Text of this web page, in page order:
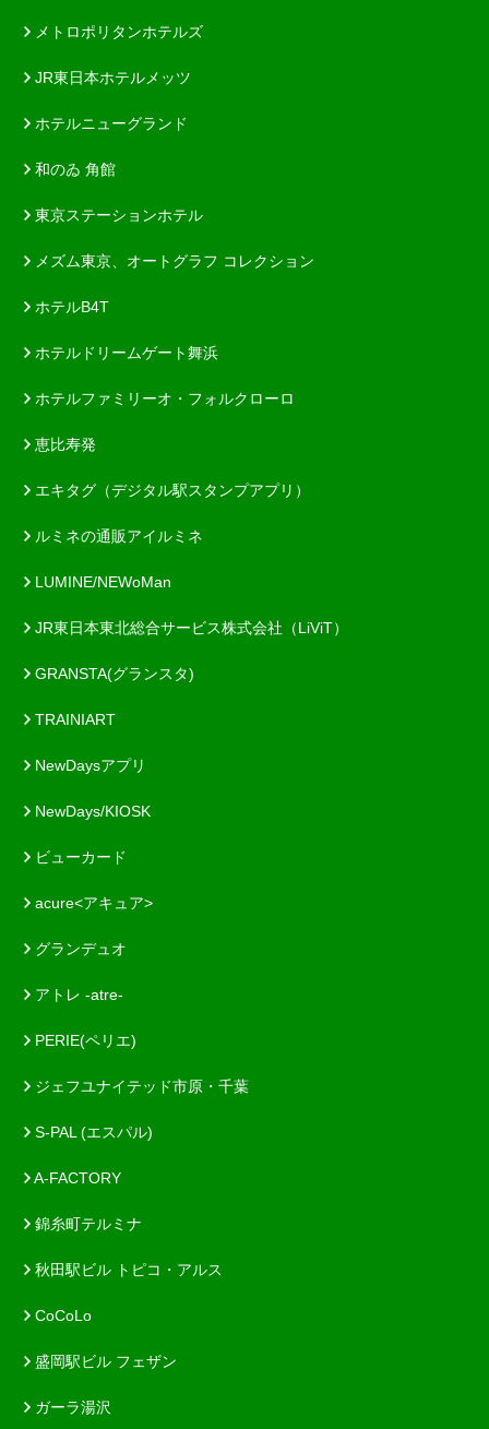
メトロポリタンホテルズ
JR東日本ホテルメッツ
ホテルニューグランド
和のゐ 角館
東京ステーションホテル
メズム東京、オートグラフ コレクション
ホテルB4T
ホテルドリームゲート舞浜
ホテルファミリーオ・フォルクローロ
恵比寿発
エキタグ（デジタル駅スタンプアプリ）
ルミネの通販アイルミネ
LUMINE/NEWoMan
JR東日本東北総合サービス株式会社（LiViT）
GRANSTA(グランスタ)
TRAINIART
NewDaysアプリ
NewDays/KIOSK
ビューカード
acure<アキュア>
グランデュオ
アトレ -atre-
PERIE(ペリエ)
ジェフユナイテッド市原・千葉
S-PAL (エスパル)
A-FACTORY
錦糸町テルミナ
秋田駅ビル トピコ・アルス
CoCoLo
盛岡駅ビル フェザン
ガーラ湯沢